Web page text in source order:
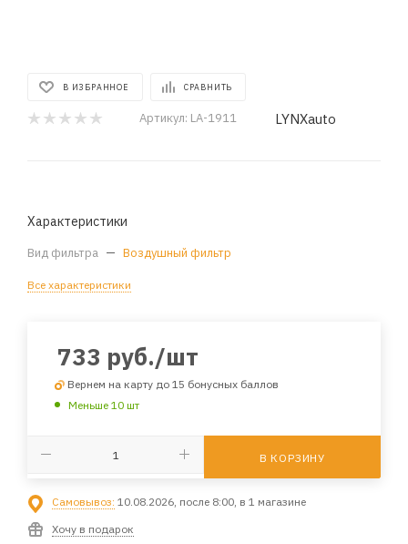
В ИЗБРАННОЕ СРАВНИТЬ
Артикул: LA-1911 LYNXauto
Характеристики
Вид фильтра — Воздушный фильтр
Все характеристики
733 руб./шт
Вернем на карту до 15 бонусных баллов
Меньше 10 шт
В КОРЗИНУ
Самовывоз: 10.08.2026, после 8:00, в 1 магазине
Хочу в подарок